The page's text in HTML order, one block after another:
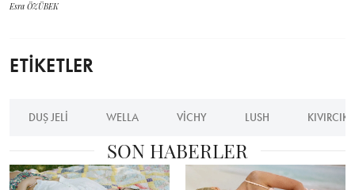
Esra ÖZÜBEK
ETİKETLER
DUŞ JELI WELLA VICHY LUSH KIVIRCIK
SON HABERLER